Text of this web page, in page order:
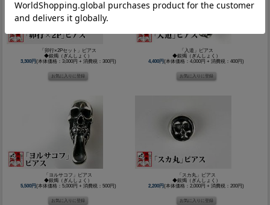
「卯行×2Pセット」ピアス
◆銀燭（ぎんしょく）
3,300円(本体価格：3,000円 + 消費税：300円)
「入道」ピアス
◆銀燭（ぎんしょく）
4,400円(本体価格：4,000円 + 消費税：400円)
「ヨルサコフ」ピアス
◆銀燭（ぎんしょく）
5,500円(本体価格：5,000円 + 消費税：500円)
「スカ丸」ピアス
◆銀燭（ぎんしょく）
2,200円(本体価格：2,000円 + 消費税：200円)